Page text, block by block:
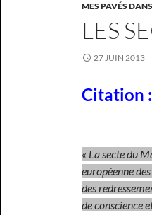
MES PAVÉS
LES
27 JUIN 2013
Citation :
« La secte du
européenne
des
de conscience